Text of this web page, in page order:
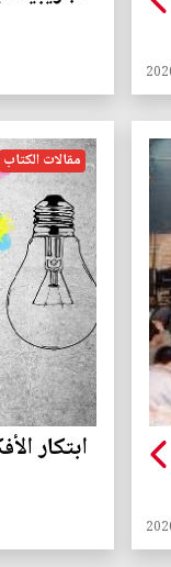
مقالات الكتاب
ابتكار